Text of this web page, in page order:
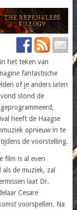
het teken van
fantastische
of je anders laten
stond de
heeft de Haagse
opnieuw in te
de voorstelling.
film is al even
de muziek, zal
laat Dr.
Cesare
voorspellen. Na